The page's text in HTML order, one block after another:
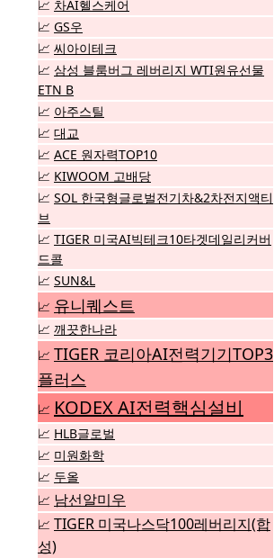
📈 차AI헬스케어
📈 GS우
📈 씨아이테크
📈 삼성 블룸버그 레버리지 WTI원유선물
ETN B
📈 아주스틸
📈 대교
📈 ACE 원자력TOP10
📈 KIWOOM 고배당
📈 SOL 한국형글로벌전기차&2차전지액티
브
📈 TIGER 미국AI빅테크10타겟데일리커버
드콜
📈 SUN&L
📈 유니퀘스트
📈 깨끗한나라
📈 TIGER 코리아AI전력기기TOP3
플러스
📈 KODEX AI전력핵심설비
📈 HLB글로벌
📈 미원화학
📈 두올
📈 남선알미우
📈 TIGER 미국나스닥100레버리지(합
성)